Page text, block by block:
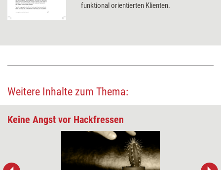
funktional orientierten Klienten.
Weitere Inhalte zum Thema:
Keine Angst vor Hackfressen